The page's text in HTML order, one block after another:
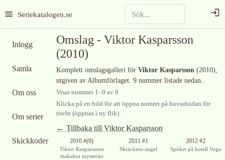
Seriekatalogen.se
Inlogg
Samla
Om oss
Om serier
Skickkoder
Omslag - Viktor Kasparsson
(2010)
Komplett omslagsgalleri för Viktor Kasparsson (2010),
utgiven av Albumförlaget. 9 nummer listade nedan.
Visar nummer 1–9 av 9
Klicka på en bild för att öppna numret på huvudsidan för
titeln (öppnas i ny flik).
← Tillbaka till Viktor Kasparsson
2010 #(0)
Viktor Kasparssons
makabra mysterier
2011 #1
Skräckens ängel
2012 #2
Spöket på hotell Vega